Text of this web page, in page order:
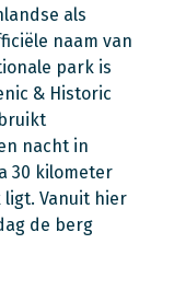
als
naam van
park is
& Historic
nacht in
30 kilometer
Vanuit hier
de berg